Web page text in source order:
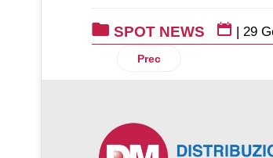
SPOT NEWS | 29
Articolo precedente:
Prec